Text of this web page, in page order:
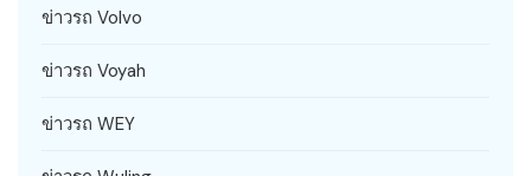
ข่าวรถ Volvo
ข่าวรถ Voyah
ข่าวรถ WEY